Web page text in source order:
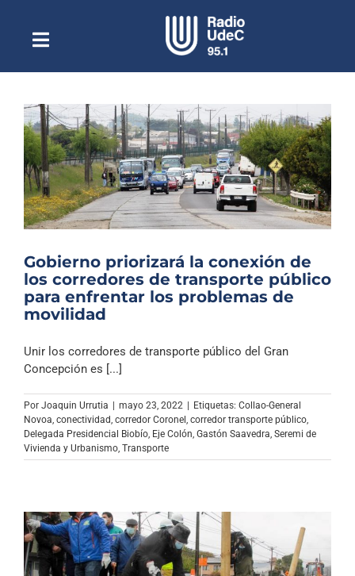
contenidoToggle
NavigationEscuchar Radio UdeC en vivo
Quiénes Somos
Programación
Podcast
Noticias
Columnas
Música Clásica
Gobierno priorizará la conexión de
los corredores de transporte público
para enfrentar los problemas de
movilidad
Unir los corredores de transporte público del Gran
Concepción es [...]
Por Joaquin Urrutia | mayo 23, 2022 | Etiquetas: Collao-General
Novoa conectividad corredor Coronel corredor transporte público
Delegada Presidencial Biobío Eje Colón Gastón Saavedra Seremi de
Vivienda y Urbanismo Transporte